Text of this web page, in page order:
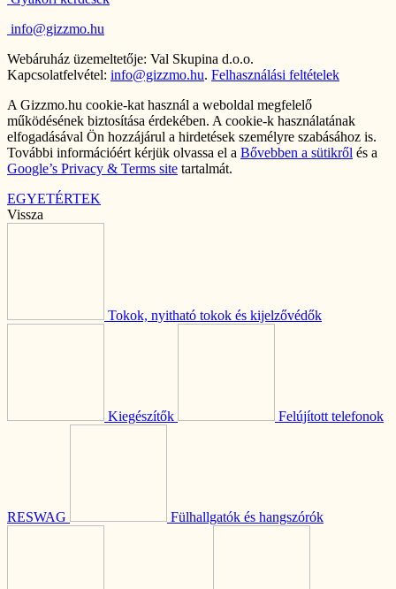
info@gizzmo.hu
Webáruház üzemeltetője: Val Skupina d.o.o.
Kapcsolatfelvétel: info@gizzmo.hu. Felhasználási feltételek
A Gizzmo.hu cookie-kat használ a weboldal megfelelő
működésének biztosítása érdekében. A cookie-k használatának
elfogadásával Ön hozzájárul a hirdetések személyre szabásához is.
További információért kérjük olvassa el a Bővebben a sütikről és a
Google’s Privacy & Terms site tartalmát.
EGYETÉRTEK
Vissza
Tokok, nyitható tokok és kijelzővédők
Kiegészítők Felújított telefonok
RESWAG Fülhallgatók és hangszórók